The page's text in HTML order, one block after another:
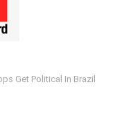
Get Political In Brazil